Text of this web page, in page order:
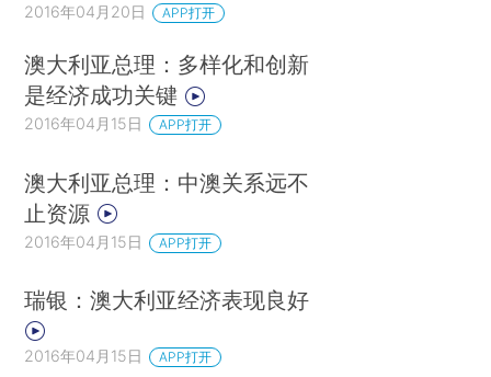
2016年04月20日 APP打开
澳大利亚总理：多样化和创新
是经济成功关键
2016年04月15日 APP打开
澳大利亚总理：中澳关系远不
止资源
2016年04月15日 APP打开
瑞银：澳大利亚经济表现良好
2016年04月15日 APP打开